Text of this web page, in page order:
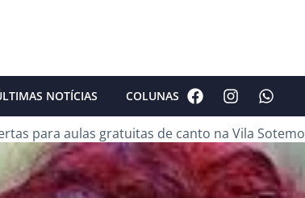
NOTÍCIAS COLUNAS
para aulas gratuitas de canto na Vila Sotemo